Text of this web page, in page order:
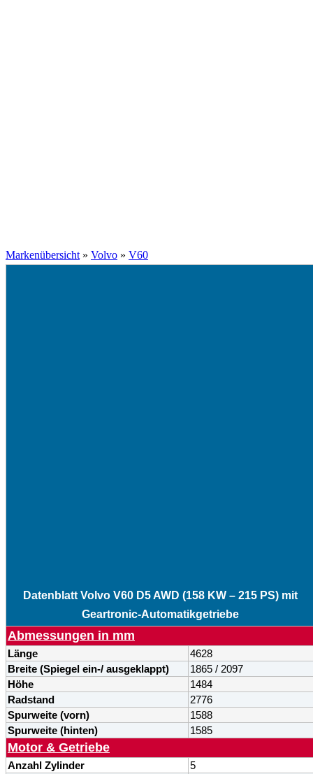
Markenübersicht » Volvo » V60
Datenblatt Volvo V60 D5 AWD (158 KW – 215 PS) mit
Geartronic-Automatikgetriebe
Abmessungen in mm
Länge
4628
Breite (Spiegel ein-/ ausgeklappt)
1865 / 2097
Höhe
1484
Radstand
2776
Spurweite (vorn)
1588
Spurweite (hinten)
1585
Motor & Getriebe
Anzahl Zylinder
5